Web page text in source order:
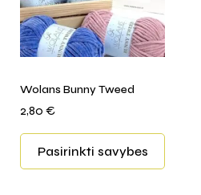
Wolans Bunny Tweed
2,80 €
Pasirinkti savybes